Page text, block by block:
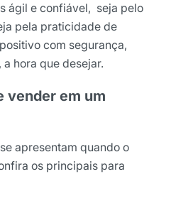
ágil e confiável, seja pelo
pela praticidade de
com segurança,
, a hora que desejar.
vender em um
apresentam quando o
os principais para